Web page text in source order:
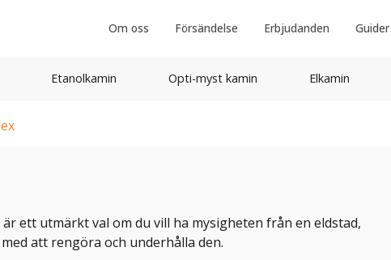
Om oss Försändelse Erbjudanden Guider
Etanolkamin Opti-myst kamin Elkamin
är ett utmärkt val om du vill ha mysigheten från en eldstad,
att rengöra och underhålla den.